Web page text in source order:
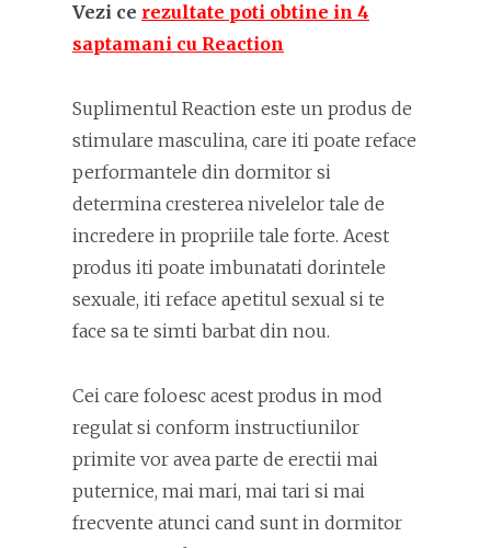
Vezi ce rezultate poti obtine in 4
saptamani cu Reaction
Suplimentul Reaction este un produs de
stimulare masculina, care iti poate reface
performantele din dormitor si
determina cresterea nivelelor tale de
incredere in propriile tale forte. Acest
produs iti poate imbunatati dorintele
sexuale, iti reface apetitul sexual si te
face sa te simti barbat din nou.
Cei care foloesc acest produs in mod
regulat si conform instructiunilor
primite vor avea parte de erectii mai
puternice, mai mari, mai tari si mai
frecvente atunci cand sunt in dormitor